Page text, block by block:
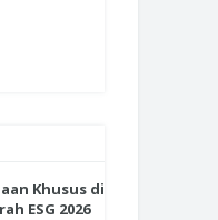
Khusus di
ESG 2026